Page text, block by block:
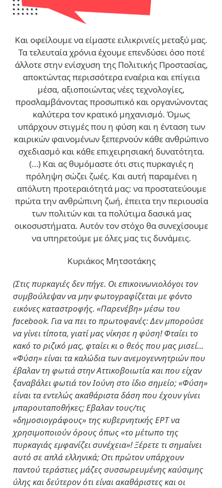
Και οφείλουμε να είμαστε ειλικρινείς μεταξύ μας.
Τα τελευταία χρόνια έχουμε επενδύσει όσο ποτέ
άλλοτε στην ενίσχυση της Πολιτικής Προστασίας,
αποκτώντας περισσότερα εναέρια και επίγεια
μέσα, αξιοποιώντας νέες τεχνολογίες,
προσλαμβάνοντας προσωπικό και οργανώνοντας
καλύτερα τον κρατικό μηχανισμό. Όμως
υπάρχουν στιγμές που η φύση και η ένταση των
καιρικών φαινομένων ξεπερνούν κάθε ανθρώπινο
σχεδιασμό και κάθε επιχειρησιακή δυνατότητα.
(…) Και ας θυμόμαστε ότι στις πυρκαγιές η
πρόληψη σώζει ζωές. Και αυτή παραμένει η
απόλυτη προτεραιότητά μας: να προστατεύουμε
πρώτα την ανθρώπινη ζωή, έπειτα την περιουσία
των πολιτών και τα πολύτιμα δασικά μας
οικοσυστήματα. Αυτόν τον στόχο θα συνεχίσουμε
να υπηρετούμε με όλες μας τις δυνάμεις.
Κυριάκος Μητσοτάκης
(Στις πυρκαγιές δεν πήγε. Οι επικοινωνιολόγοι τον
συμβούλεψαν να μην φωτογραφίζεται με φόντο
εικόνες καταστροφής. «Παρενέβη» μέσω του
facebook. Για να πει το πρωτοφανές: Δεν μπορούσε
να γίνει τίποτα, γιατί μας νίκησε η φύση! Φταίει το
κακό το ριζικό μας, φταίει κι ο θεός που μας μισεί…
«Φύση» είναι τα καλώδια των ανεμογεννητριών που
έβαλαν τη φωτιά στην Αττικοβοιωτία και που είχαν
ξαναβάλει φωτιά τον Ιούνη στο ίδιο σημείο; «Φύση»
είναι τα εντελώς ακαθάριστα δάση που έχουν γίνει
μπαρουταποθήκες; Εβαλαν τους/τις
«δημοσιογράφους» της κυβερνητικής ΕΡΤ να
χρησιμοποιούν όρους όπως «το μέτωπο της
πυρκαγιάς εμφανίζει συνέχεια»! Ξέρετε τι σημαίνει
αυτό σε απλά ελληνικά; Οτι πρώτον υπάρχουν
παντού τεράστιες μάζες συσσωρευμένης καύσιμης
ύλης και δεύτερον ότι είναι ακαθάριστες και οι